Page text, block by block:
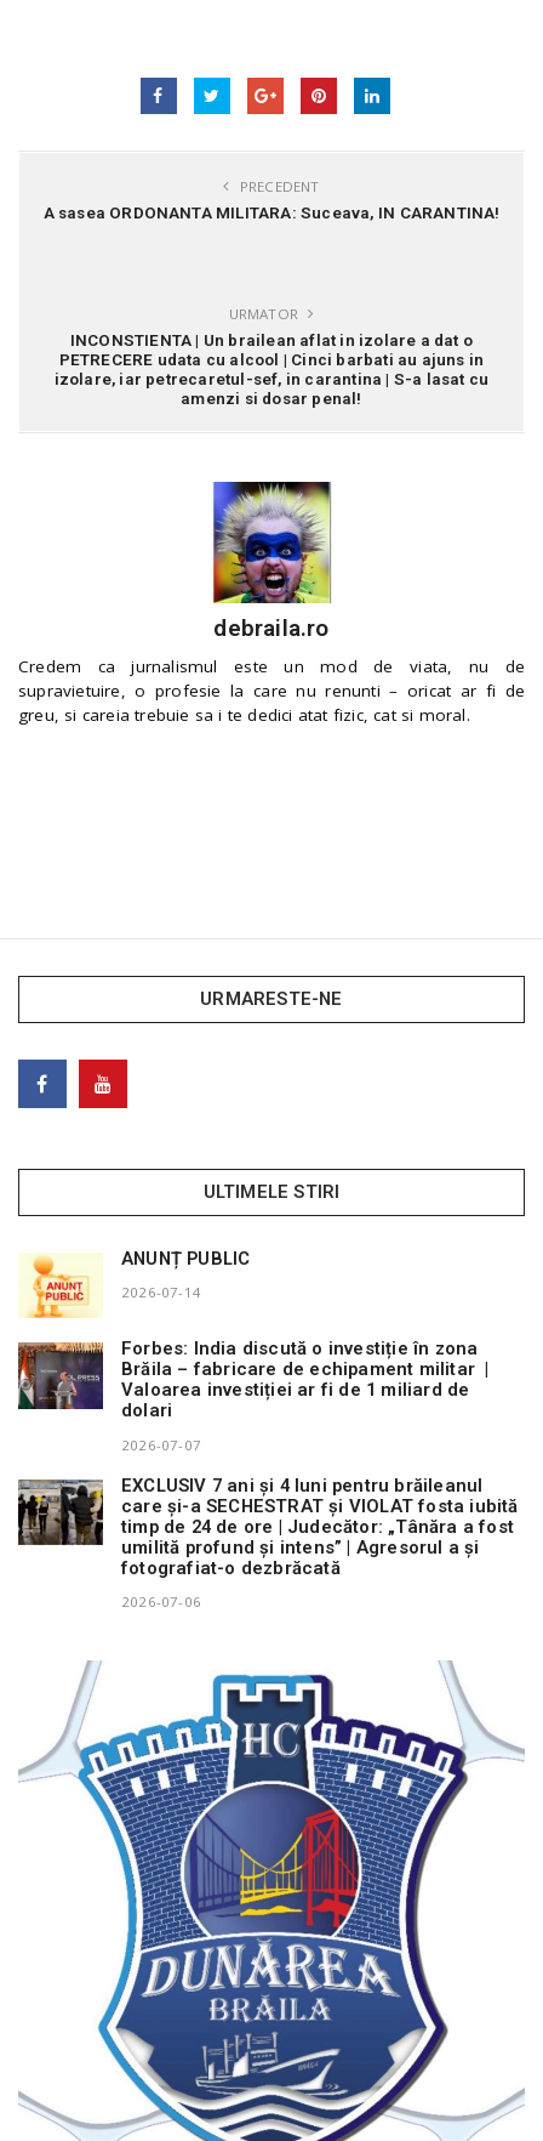
PRECEDENT
A sasea ORDONANTA MILITARA: Suceava, IN CARANTINA!
URMATOR
INCONSTIENTA | Un brailean aflat in izolare a dat o
PETRECERE udata cu alcool | Cinci barbati au ajuns in
izolare, iar petrecaretul-sef, in carantina | S-a lasat cu
amenzi si dosar penal!
debraila.ro
Credem ca jurnalismul este un mod de viata, nu de
supravietuire, o profesie la care nu renunti – oricat ar fi de
greu, si careia trebuie sa i te dedici atat fizic, cat si moral.
URMARESTE-NE
ULTIMELE STIRI
ANUNȚ PUBLIC
2026-07-14
Forbes: India discută o investiție în zona
Brăila – fabricare de echipament militar |
Valoarea investiției ar fi de 1 miliard de
dolari
2026-07-07
EXCLUSIV 7 ani și 4 luni pentru brăileanul
care și-a SECHESTRAT și VIOLAT fosta iubită
timp de 24 de ore | Judecător: „Tânăra a fost
umilită profund și intens” | Agresorul a și
fotografiat-o dezbrăcată
2026-07-06